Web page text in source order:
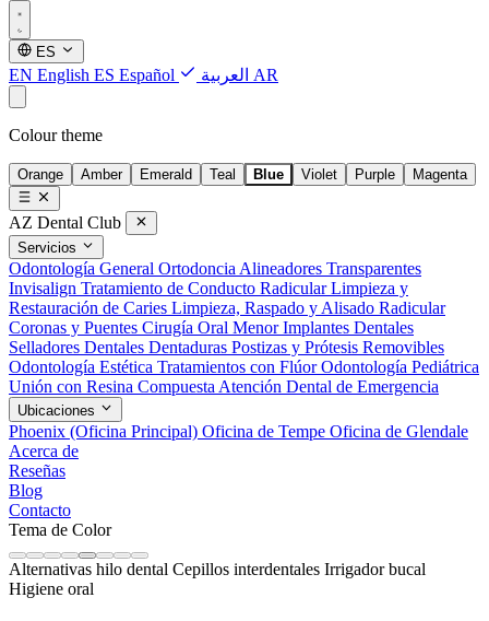
ES
EN English ES Español AR العربية
Colour theme
Orange Amber Emerald Teal Blue Violet Purple Magenta
AZ Dental Club
Servicios
Odontología General Ortodoncia Alineadores Transparentes
Invisalign Tratamiento de Conducto RadicularLimpieza y
Restauración de Caries Limpieza, Raspado y Alisado Radicular
Coronas y Puentes Cirugía Oral MenorImplantes Dentales
Selladores Dentales Dentaduras Postizas y Prótesis Removibles
Odontología Estética Tratamientos con FlúorOdontología Pediátrica
Unión con Resina Compuesta Atención Dental de Emergencia
Ubicaciones
Phoenix (Oficina Principal) Oficina de Tempe Oficina de Glendale
Acerca de
Reseñas
Blog
Contacto
Tema de Color
Alternativas hilo dental Cepillos interdentales Irrigador bucal
Higiene oral